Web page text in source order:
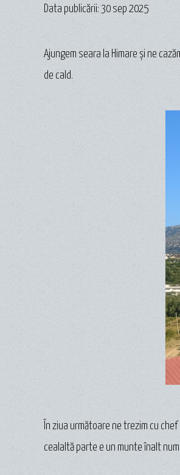
Data publicării: 30 sep 2025
Ajungem seara la Himare și ne
de cald.
În ziua următoare ne trezim cu
cealaltă parte e un munte înalt